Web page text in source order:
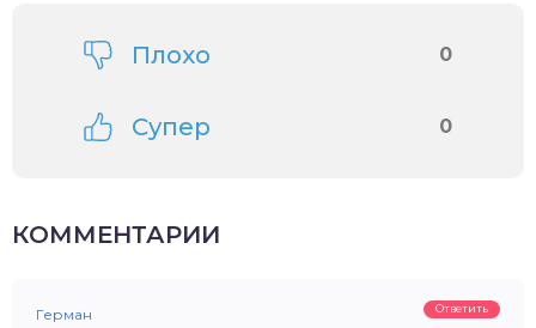
Плохо 0
Супер 0
КОММЕНТАРИИ
Герман Ответить